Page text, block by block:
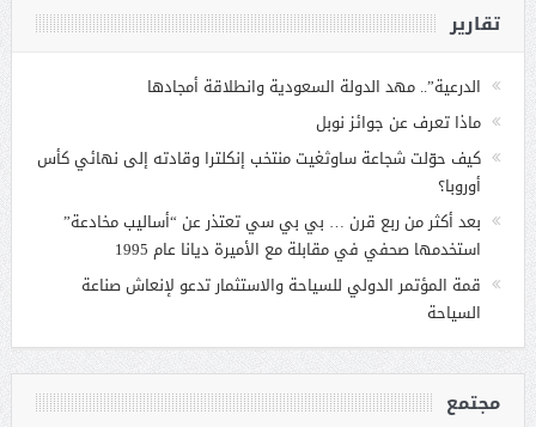
تقارير
الدرعية”.. مهد الدولة السعودية وانطلاقة أمجادها
ماذا تعرف عن جوائز نوبل
كيف حوّلت شجاعة ساوثغيت منتخب إنكلترا وقادته إلى نهائي كأس
أوروبا؟
بعد أكثر من ربع قرن … بي بي سي تعتذر عن “أساليب مخادعة”
استخدمها صحفي في مقابلة مع الأميرة ديانا عام 1995
قمة المؤتمر الدولي للسياحة والاستثمار تدعو لإنعاش صناعة
السياحة
مجتمع